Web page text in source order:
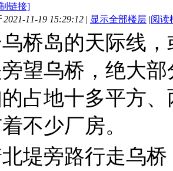
链接]
2021-11-19 15:29:12 | 显示全部楼层 |阅读
桥岛的天际线
望乌桥，绝大
占地十多平方、
不少厂房。
堤旁路行走乌